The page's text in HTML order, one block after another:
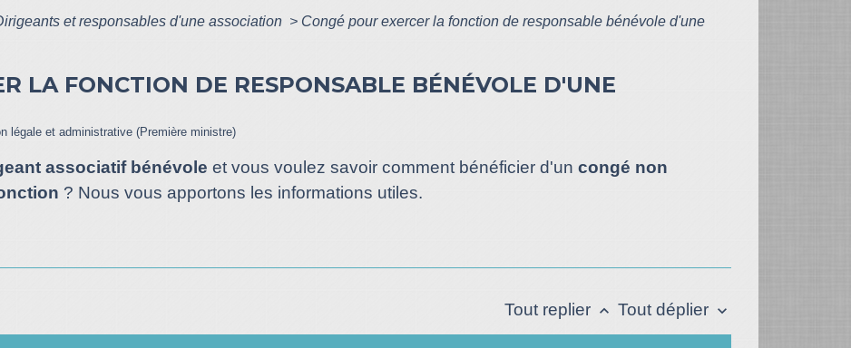
et responsables d'une association > Congé pour exercer la fonction de responsable bénévole d'une
LA FONCTION DE RESPONSABLE BÉNÉVOLE D'UNE
légale et administrative (Première ministre)
associatif bénévole et vous voulez savoir comment bénéficier d'un congé non
? Nous vous apportons les informations utiles.
Tout replier keyboard_arrow_up Tout déplier keyboard_arrow_down